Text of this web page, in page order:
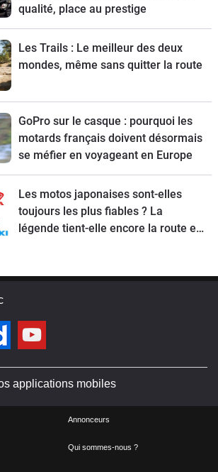
qualité, place au prestige
Les Trails : Le meilleur des deux
mondes, même sans quitter la route
GoPro sur le casque : pourquoi les
motards français doivent désormais
se méfier en voyageant en Europe
Les motos japonaises sont-elles
toujours les plus fiables ? La
légende tient-elle encore la route en
applications mobiles
Annonceurs
Qui sommes-nous ?